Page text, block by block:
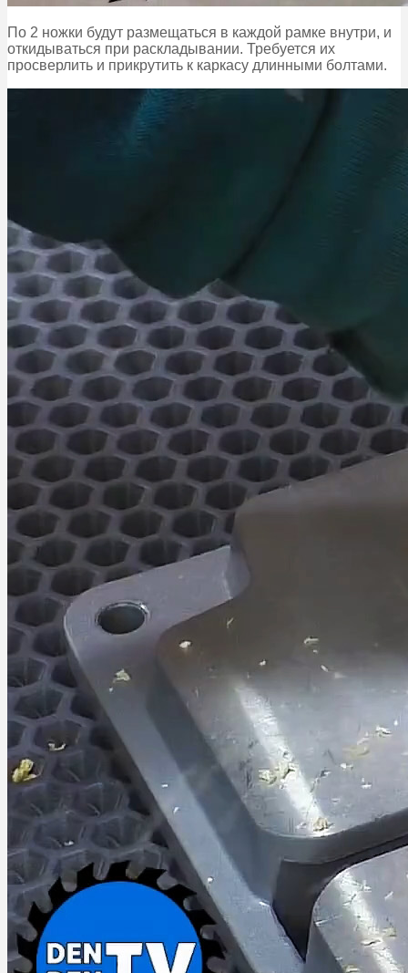
По 2 ножки будут размещаться в каждой рамке внутри, и
откидываться при раскладывании. Требуется их
просверлить и прикрутить к каркасу длинными болтами.